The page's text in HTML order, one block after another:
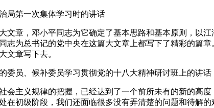
第一次集体学习时的讲话
章，邓小平同志为它确定了基本思路和基本原则，以江
志为总书记的党中央在这篇大文章上都写下了精彩的篇章
文章写下去。
员、候补委员学习贯彻党的十八大精神研讨班上的讲话
主义规律的把握，已经达到了一个前所未有的新的高度
在初级阶段，我们还面临很多没有弄清楚的问题和待解的